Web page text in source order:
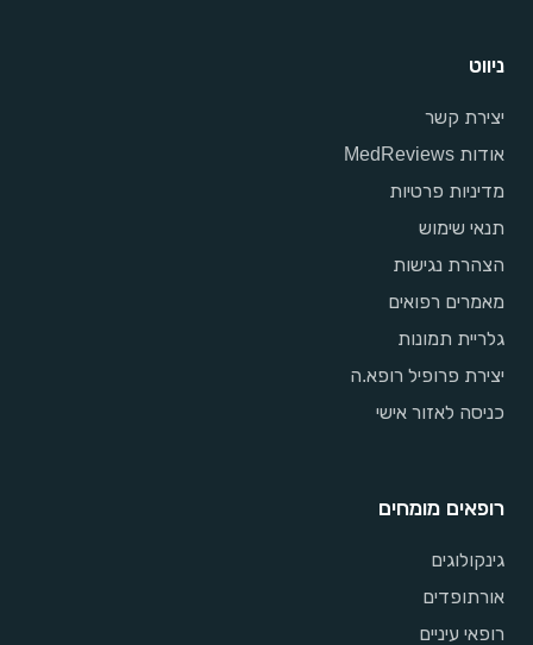
ניווט
יצירת קשר
אודות MedReviews
מדיניות פרטיות
תנאי שימוש
הצהרת נגישות
מאמרים רפואים
גלריית תמונות
יצירת פרופיל רופא.ה
כניסה לאזור אישי
רופאים מומחים
גינקולוגים
אורתופדים
רופאי עיניים